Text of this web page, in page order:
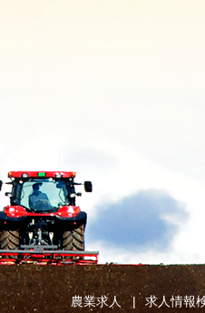
農業求人 求人情報